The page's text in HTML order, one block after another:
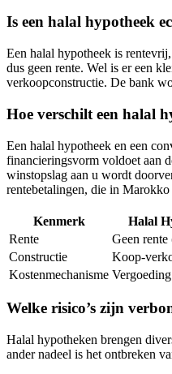
Is een halal hypotheek
Een halal hypotheek is
dus geen rente. Wel is er een
verkoopconstructie. De bank
Hoe verschilt een halal
Een halal hypotheek en een
financieringsvorm voldoet aan
winstopslag aan u wordt
rentebetalingen, die in
Kenmerk Halal
Rente
Geen rente
Constructie
Koop-
Kostenmechanisme
Welke risico’s zijn
Halal hypotheken brengen
ander nadeel is het ontbreken